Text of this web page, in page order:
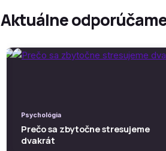
Aktuálne
Psychológia
Prečo sa zbytočne stresujeme
dvakrát
Psychológia
Prečo sa zbytočne stresujeme
dvakrát